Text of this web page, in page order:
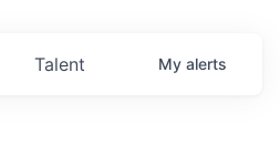
Talent My alerts